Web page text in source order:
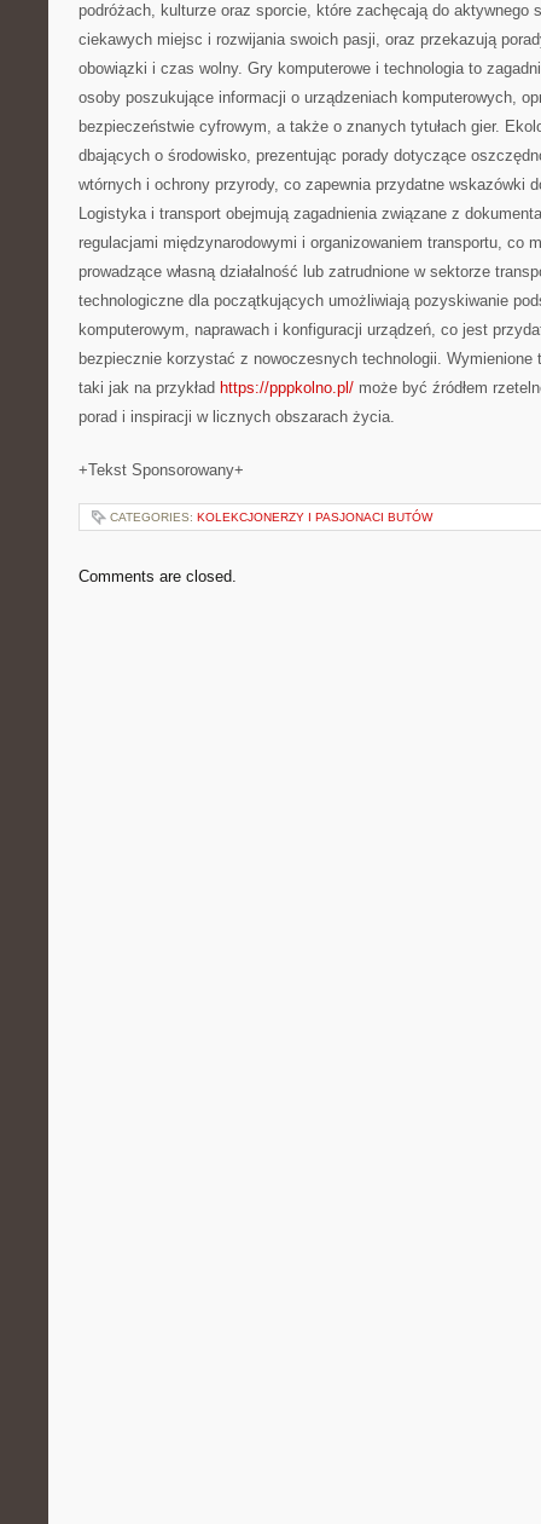
podróżach, kulturze oraz sporcie, które zachęcają do aktywnego
ciekawych miejsc i rozwijania swoich pasji, oraz przekazują
obowiązki i czas wolny. Gry komputerowe i technologia to
osoby poszukujące informacji o urządzeniach komputerowych,
bezpieczeństwie cyfrowym, a także o znanych tytułach gier.
dbających o środowisko, prezentując porady dotyczące
wtórnych i ochrony przyrody, co zapewnia przydatne wskazówki
Logistyka i transport obejmują zagadnienia związane z
regulacjami międzynarodowymi i organizowaniem transportu, co
prowadzące własną działalność lub zatrudnione w sektorze
technologiczne dla początkujących umożliwiają pozyskiwanie
komputerowym, naprawach i konfiguracji urządzeń, co jest
bezpiecznie korzystać z nowoczesnych technologii. Wymienione
taki jak na przykład https://pppkolno.pl/ może być źródłem
porad i inspiracji w licznych obszarach życia.
+Tekst Sponsorowany+
CATEGORIES: KOLEKCJONERZY I PASJONACI BUTÓW
Comments are closed.